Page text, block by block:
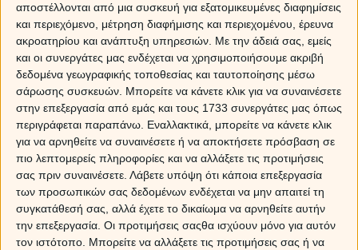
αποστέλλονται από μια συσκευή για εξατομικευμένες διαφημίσεις
και περιεχόμενο, μέτρηση διαφήμισης και περιεχομένου, έρευνα
ακροατηρίου και ανάπτυξη υπηρεσιών. Με την άδειά σας, εμείς
και οι συνεργάτες μας ενδέχεται να χρησιμοποιήσουμε ακριβή
δεδομένα γεωγραφικής τοποθεσίας και ταυτοποίησης μέσω
σάρωσης συσκευών. Μπορείτε να κάνετε κλικ για να συναινέσετε
στην επεξεργασία από εμάς και τους 1733 συνεργάτες μας όπως
περιγράφεται παραπάνω. Εναλλακτικά, μπορείτε να κάνετε κλικ
για να αρνηθείτε να συναινέσετε ή να αποκτήσετε πρόσβαση σε
πιο λεπτομερείς πληροφορίες και να αλλάξετε τις προτιμήσεις
σας πριν συναινέσετε. Λάβετε υπόψη ότι κάποια επεξεργασία
των προσωπικών σας δεδομένων ενδέχεται να μην απαιτεί τη
συγκατάθεσή σας, αλλά έχετε το δικαίωμα να αρνηθείτε αυτήν
την επεξεργασία. Οι προτιμήσεις σαςθα ισχύουν μόνο για αυτόν
τον ιστότοπο. Μπορείτε να αλλάξετε τις προτιμήσεις σας ή να
Η περίοδος αυτή ανοίγει ένα καινούργιο κεφάλαιο
επανεξέτασης σε σχέσεις, συνεργασίες, λάθος
κινήσεις ή επιλογές της προηγούμενης περιόδου
Τώρα μας δίνεται η δυνατότητα να τις ξαναδούμε μέσα
από μια ευρύτερη οπτική, πιο αποστασιοποιημένη, πιο
ξεκάθαρη, και να κάνουμε διορθωτικές κινήσεις.
Οικονομικά ζητήματα επανέρχονται στο προσκήνιο
συζητήσεις, καθώς επίσης και συμφωνίες, που
ενδεχομένως δεν είχαν καταφέρει να ολοκληρωθούν,
δίνοντάς μας τη δυνατότητα να τις τελειοποιήσουμε ή να
προσθέσουμε στοιχεία, τα οποία θα βοηθήσουν στην
εξέλιξη των όποιων διαπραγματεύσεων.